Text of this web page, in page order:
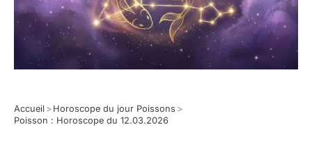
Accueil > Horoscope du jour Poissons >
Poisson : Horoscope du 12.03.2026